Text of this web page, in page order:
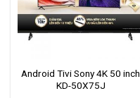
Android Tivi Sony 4K 50 inch
KD-50X75J